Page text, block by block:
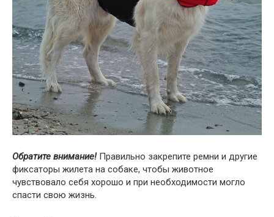
Обратите внимание! Правильно закрепите ремни и другие
фиксаторы жилета на собаке, чтобы животное
чувствовало себя хорошо и при необходимости могло
спасти свою жизнь.